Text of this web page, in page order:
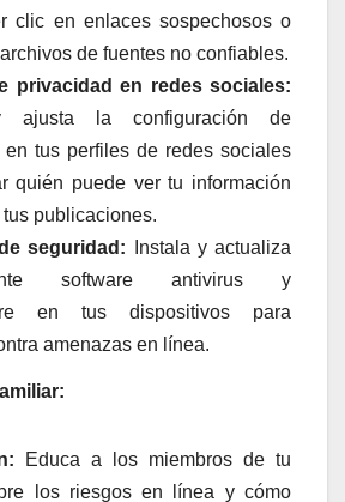
clic en enlaces sospechosos o
de fuentes no confiables.
privacidad en redes sociales:
ajusta la configuración de
en tus perfiles de redes sociales
quién puede ver tu información
publicaciones.
seguridad: Instala y actualiza
software antivirus y
en tus dispositivos para
amenazas en línea.
Educa a los miembros de tu
los riesgos en línea y cómo